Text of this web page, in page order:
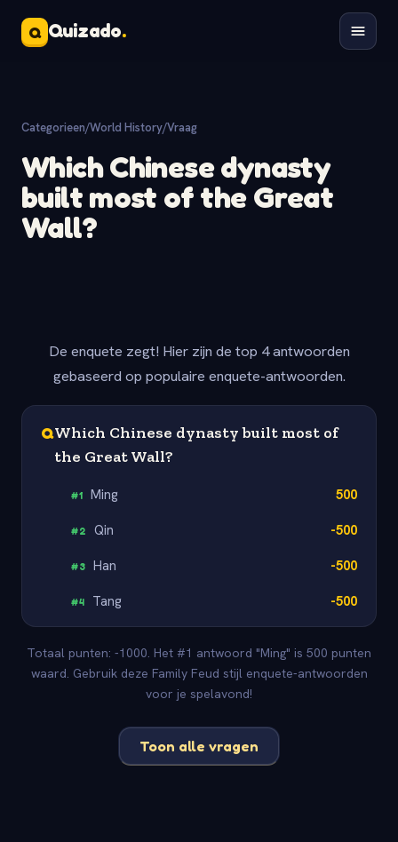
Q Quizado.
Categorieen/World History/Vraag
Which Chinese dynasty
built most of the Great
Wall?
De enquete zegt! Hier zijn de top 4 antwoorden
gebaseerd op populaire enquete-antwoorden.
QWhich Chinese dynasty built most of
the Great Wall?
#1 Ming 500
#2 Qin -500
#3 Han -500
#4 Tang -500
Totaal punten: -1000. Het #1 antwoord "Ming" is 500 punten
waard. Gebruik deze Family Feud stijl enquete-antwoorden
voor je spelavond!
Toon alle vragen